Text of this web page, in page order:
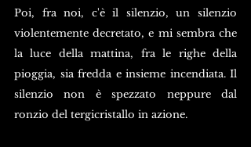
Poi, fra noi, c'è il silenzio, un silenzio
violentemente decretato, e mi sembra che
la luce della mattina, fra le righe della
pioggia, sia fredda e insieme incendiata. Il
silenzio non è spezzato neppure dal
ronzio del tergicristallo in azione.